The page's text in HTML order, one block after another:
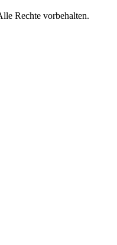
Rechte vorbehalten.